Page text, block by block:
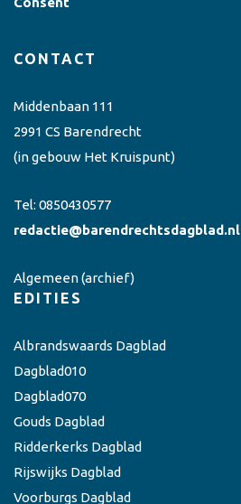
CONTACT
Middenbaan 111
2991 CS Barendrecht
(in gebouw Het Kruispunt)
Tel: 0850430577
redactie@barendrechtsdagblad.nl
Algemeen(archief)
EDITIES
Albrandswaards Dagblad
Dagblad010
Dagblad070
Gouds Dagblad
Ridderkerks Dagblad
Rijswijks Dagblad
Voorburgs Dagblad